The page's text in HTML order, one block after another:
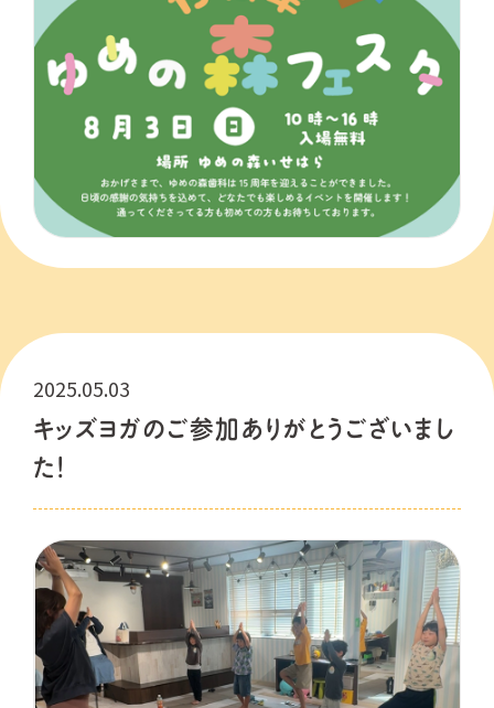
キッズヨガのご参加ありがとうございまし
た！
2025.05.03